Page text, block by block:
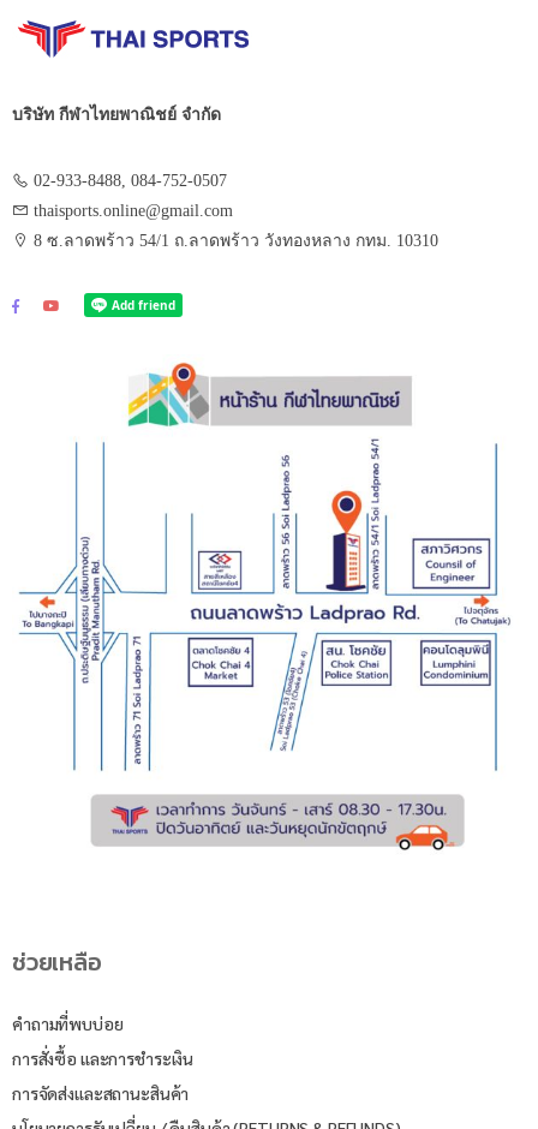
บริษัท กีฬาไทยพาณิชย์ จำกัด
02-933-8488, 084-752-0507
thaisports.online@gmail.com
8 ซ.ลาดพร้าว 54/1 ถ.ลาดพร้าว วังทองหลาง กทม. 10310
ช่วยเหลือ
คำถามที่พบบ่อย
การสั่งซื้อ และการชำระเงิน
การจัดส่งและสถานะสินค้า